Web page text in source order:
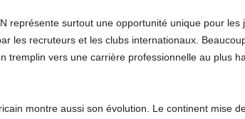
représente surtout une opportunité unique pour les
les recruteurs et les clubs internationaux.
tremplin vers une carrière professionnelle au plus
montre aussi son évolution. Le continent mise